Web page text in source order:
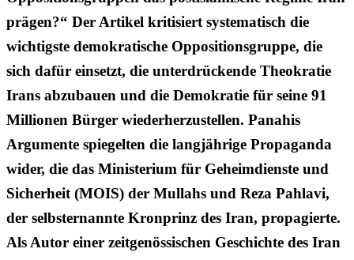
prägen?“ Der Artikel kritisiert systematisch die
wichtigste demokratische Oppositionsgruppe, die
sich dafür einsetzt, die unterdrückende Theokratie
Irans abzubauen und die Demokratie für seine 91
Millionen Bürger wiederherzustellen. Panahis
Argumente spiegelten die langjährige Propaganda
wider, die das Ministerium für Geheimdienste und
Sicherheit (MOIS) der Mullahs und Reza Pahlavi,
der selbsternannte Kronprinz des Iran, propagierte.
Als Autor einer zeitgenössischen Geschichte des Iran